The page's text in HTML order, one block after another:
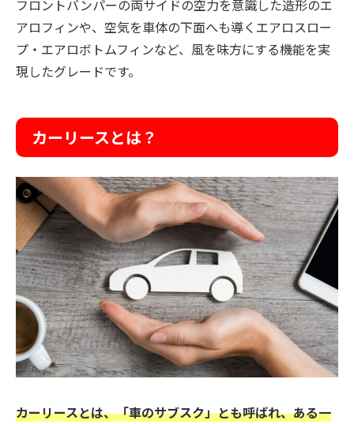
フロントバンパーの両サイドの空力を意識した造形のエ
アロフィンや、空気を車体の下面へも導くエアロスロー
プ・エアロボトムフィンなど、風を味方にする機能を実
現したグレードです。
カーリースとは？
カーリースとは、「車のサブスク」とも呼ばれ、ある一